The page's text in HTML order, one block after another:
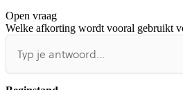
De uitleg gaat te langzaam
Open vraag
Welke afkorting wordt vooral gebruikt